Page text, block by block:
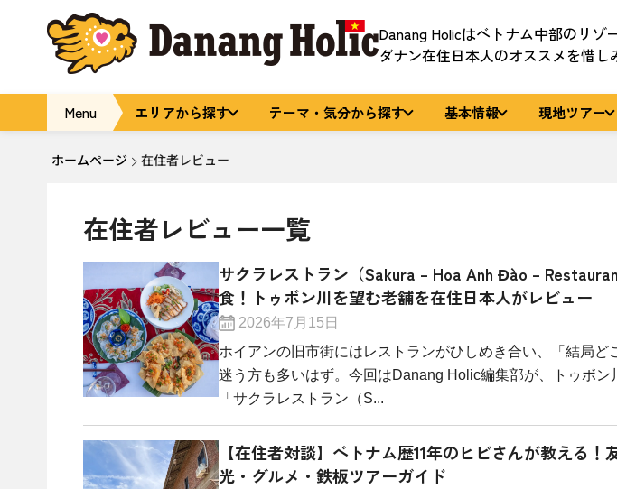
Danang Holicはベトナム中部のリゾ
ダナン在住日本人のオススメを惜し
Menu エリアから探す テーマ・気分から探す 基本情報 現地ツアー
ホームページ 在住者レビュー
在住者レビュー一覧
サクラレストラン（Sakura – Hoa Anh Đào –
食！トゥボン川を望む老舗を在住日本人がレビュー
2026年7月15日
ホイアンの旧市街にはレストランがひしめき合い、「結局ど
迷う方も多いはず。今回はDanang Holic編集部が、トゥボ
「サクラレストラン（S...
【在住者対談】ベトナム歴11年のヒビさんが教える
光・グルメ・鉄板ツアーガイド